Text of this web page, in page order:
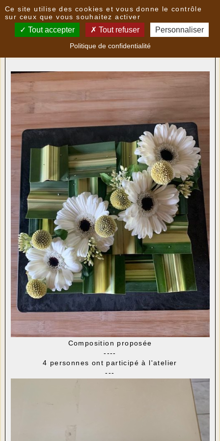
Nouvelles
Réalisations de l'atelier "Art Floral" du 16 mai
Composition proposée
----
4 personnes ont participé à l'atelier
---
Ce site utilise des cookies et vous donne le contrôle
sur ceux que vous souhaitez activer
Tout accepter Tout refuser Personnaliser
Politique de confidentialité